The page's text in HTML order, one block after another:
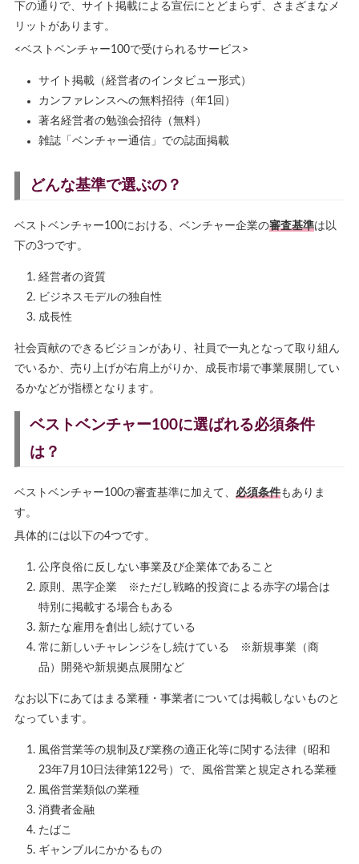
下の通りで、サイト掲載による宣伝にとどまらず、さまざまなメ
リットがあります。
<ベストベンチャー100で受けられるサービス>
サイト掲載（経営者のインタビュー形式）
カンファレンスへの無料招待（年1回）
著名経営者の勉強会招待（無料）
雑誌「ベンチャー通信」での誌面掲載
どんな基準で選ぶの？
ベストベンチャー100における、ベンチャー企業の審査基準は以
下の3つです。
経営者の資質
ビジネスモデルの独自性
成長性
社会貢献のできるビジョンがあり、社員で一丸となって取り組ん
でいるか、売り上げが右肩上がりか、成長市場で事業展開してい
るかなどが指標となります。
ベストベンチャー100に選ばれる必須条件
は？
ベストベンチャー100の審査基準に加えて、 必須条件もありま
す。
具体的には以下の4つです。
公序良俗に反しない事業及び企業体であること
原則、黒字企業 ※ただし戦略的投資による赤字の場合は
特別に掲載する場合もある
新たな雇用を創出し続けている
常に新しいチャレンジをし続けている ※新規事業（商
品）開発や新規拠点展開など
なお以下にあてはまる業種・事業者については掲載しないものと
なっています。
風俗営業等の規制及び業務の適正化等に関する法律（昭和
23年7月10日法律第122号）で、風俗営業と規定される業種
風俗営業類似の業種
消費者金融
たばこ
ギャンブルにかかるもの